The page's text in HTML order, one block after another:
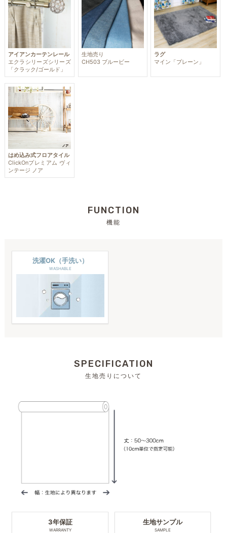
アイアンカーテンレール
エクラシリーズシリーズ
「クラック/ゴールド」
生地売り
CH503 ブルービー
ラグ
マイン「プレーン」
はめ込み式フロアタイル
ClickOnプレミアム ヴィ
ンテージ ノア
FUNCTION
機能
洗濯OK（手洗い）
WASHABLE
SPECIFICATION
生地売りについて
3年保証
WARRANTY
生地サンプル
SAMPLE